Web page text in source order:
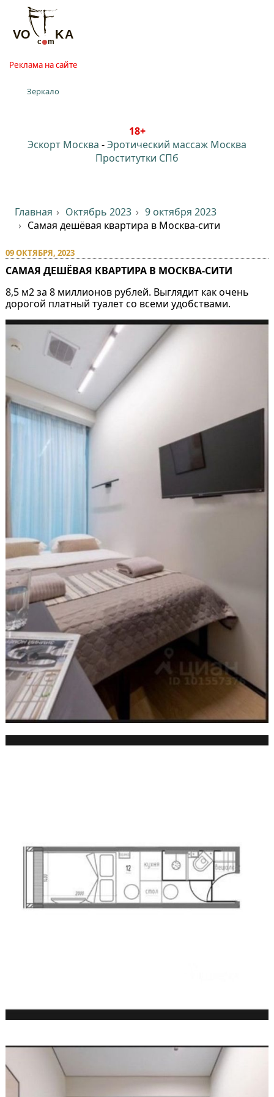
Реклама на сайте
Зеркало
18+
Эскорт Москва -Эротический массаж Москва
Проститутки СПб
Главная Октябрь 2023
9 октября 2023
Самая дешёвая квартира в Москва-сити
09 ОКТЯБРЯ, 2023
САМАЯ ДЕШЁВАЯ КВАРТИРА В МОСКВА-СИТИ
8,5 м2 за 8 миллионов рублей. Выглядит как очень
дорогой платный туалет со всеми удобствами.